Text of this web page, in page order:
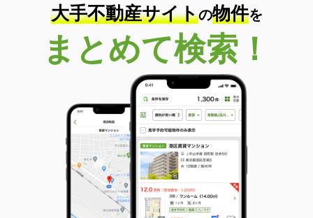
大手不動産サイトの物件を
まとめて検索！